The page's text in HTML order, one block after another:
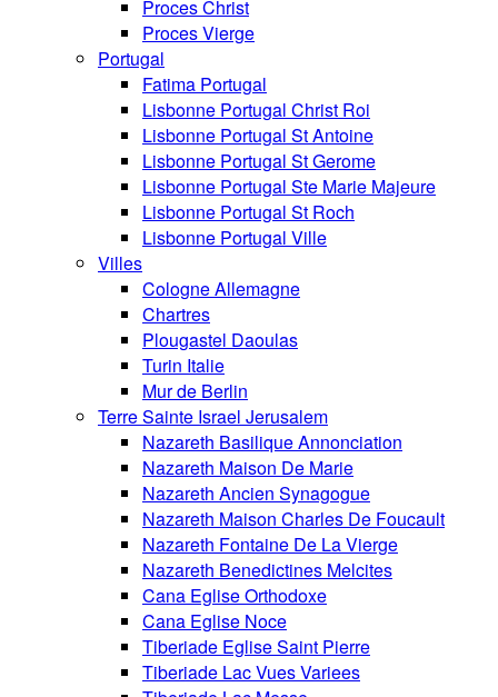
Proces Christ
Proces Vierge
Portugal
Fatima Portugal
Lisbonne Portugal Christ Roi
Lisbonne Portugal St Antoine
Lisbonne Portugal St Gerome
Lisbonne Portugal Ste Marie Majeure
Lisbonne Portugal St Roch
Lisbonne Portugal Ville
Villes
Cologne Allemagne
Chartres
Plougastel Daoulas
Turin Italie
Mur de Berlin
Terre Sainte Israel Jerusalem
Nazareth Basilique Annonciation
Nazareth Maison De Marie
Nazareth Ancien Synagogue
Nazareth Maison Charles De Foucault
Nazareth Fontaine De La Vierge
Nazareth Benedictines Melcites
Cana Eglise Orthodoxe
Cana Eglise Noce
Tiberiade Eglise Saint Pierre
Tiberiade Lac Vues Variees